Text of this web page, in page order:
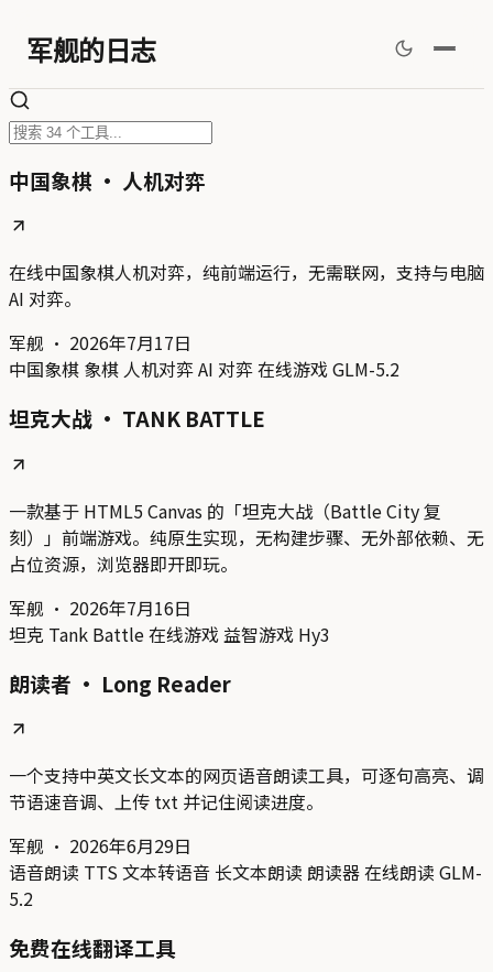
军舰的日志
中国象棋 · 人机对弈
在线中国象棋人机对弈，纯前端运行，无需联网，支持与电脑
AI 对弈。
军舰 · 2026年7月17日
中国象棋 象棋 人机对弈AI 对弈在线游戏GLM-5.2
坦克大战 · TANK BATTLE
一款基于 HTML5 Canvas 的「坦克大战（Battle City 复
刻）」前端游戏。纯原生实现，无构建步骤、无外部依赖、无
占位资源，浏览器即开即玩。
军舰 · 2026年7月16日
坦克 Tank Battle在线游戏益智游戏 Hy3
朗读者 · Long Reader
一个支持中英文长文本的网页语音朗读工具，可逐句高亮、调
节语速音调、上传 txt 并记住阅读进度。
军舰 · 2026年6月29日
语音朗读 TTS文本转语音 长文本朗读 朗读器在线朗读 GLM-
5.2
免费在线翻译工具